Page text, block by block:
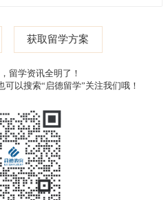
获取留学方案
留学资讯全明了！
以搜索“启德留学”关注我们哦！